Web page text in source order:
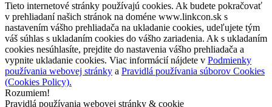
Tieto internetové stránky používajú cookies. Ak budete pokračovať
v prehliadaní našich stránok na doméne www.linkcon.sk s
nastavením vášho prehliadača na ukladanie cookies, udeľujete tým
váš súhlas s ukladaním cookies do vášho zariadenia. Ak s ukladaním
cookies nesúhlasíte, prejdite do nastavenia vášho prehliadača a
vypnite ukladanie cookies. Viac informácií nájdete v Podmienky
používania webovej stránky a Pravidlá používania súborov Cookies
(Cookies Policy).
Rozumiem!
Pravidlá používania webovej stránky & cookie